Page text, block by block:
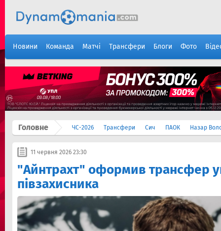
Новини Команда Матчі Трансфери Блоги Фото
Головне ЧС-2026 Трансфери Сич ПАОК Назар
11 червня 2026 23:30
"Айнтрахт" оформив трансфер
півзахисника